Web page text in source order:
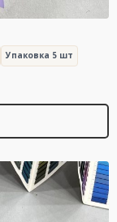
Упаковка 5 шт